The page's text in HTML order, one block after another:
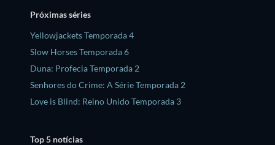
Próximas séries
Yellowjackets Temporada 4
Slow Horses Temporada 6
Duna: Profecia Temporada 2
Senhores do Crime: A Série Temporada 2
Love is Blind: Reino Unido Temporada 3
Top 5 notícias